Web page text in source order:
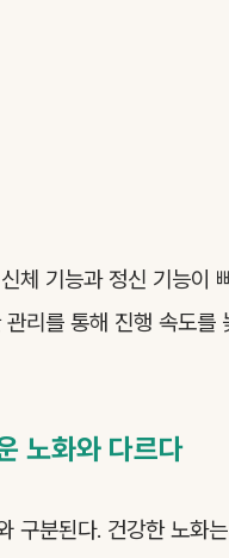
체 기능과 정신 기능이
리를 통해 진행 속도
노화와 다르다
구분된다. 건강한 노화